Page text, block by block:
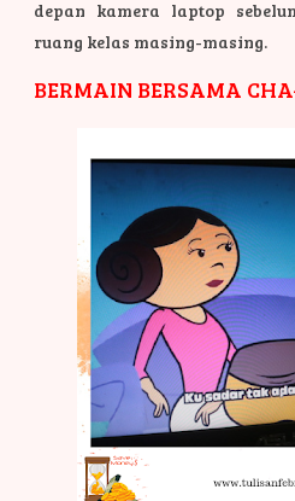
depan kamera laptop
ruang kelas masing-masing.
BERMAIN BERSAMA